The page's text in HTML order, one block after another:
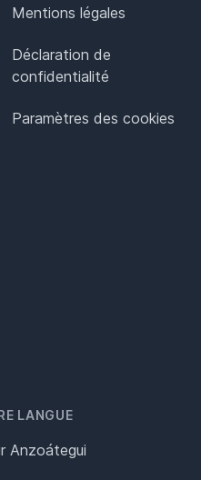
Mentions légales
Déclaration de
confidentialité
Paramètres des cookies
LANGUE
Anzoátegui